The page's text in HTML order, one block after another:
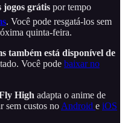
jogos grátis por tempo
. Você pode resgatá-los sem
quinta-feira.
também está disponível de
Você pode baixar no
High adapta o anime de
sem custos no Android e iOS